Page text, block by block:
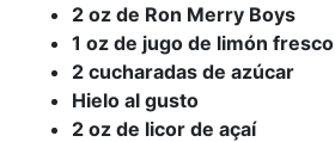
2 oz de Ron Merry Boys
1 oz de jugo de limón fresco
2 cucharadas de azúcar
Hielo al gusto
2 oz de licor de açaí